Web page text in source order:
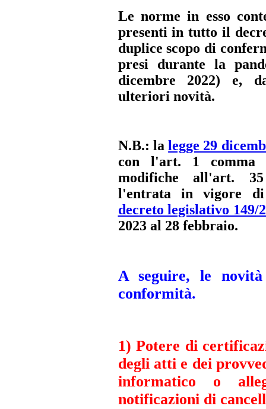
Le norme in esso
presenti in tutto il
duplice scopo di
presi durante la
dicembre 2022) e,
ulteriori novità.
N.B.: lalegge 29
con l'art. 1 comma
modifiche all'art.
l'entrata in vigore di
decreto legislativo 149/
2023 al 28 febbraio.
A seguire, le
conformità.
1) Potere di
degli atti e dei
informatico o
notificazioni di